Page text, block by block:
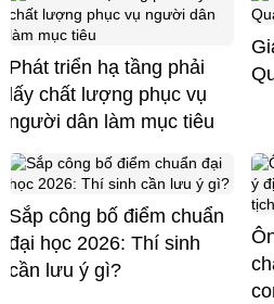
Phát triển hạ tầng phải
lấy chất lượng phục vụ
người dân làm mục tiêu
Sắp công bố điểm chuẩn
đại học 2026: Thí sinh
cần lưu ý gì?